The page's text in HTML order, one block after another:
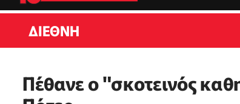
ΔΙΕΘΝΗ
Πέθανε ο "σκοτεινός